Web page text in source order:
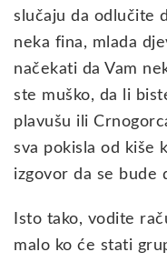
slučaju da odlučite
neka fina, mlada
načekati da Vam
ste muško, da li
plavušu ili
sva pokisla od kiše
izgovor da se bude
Isto tako, vodite
malo ko će stati